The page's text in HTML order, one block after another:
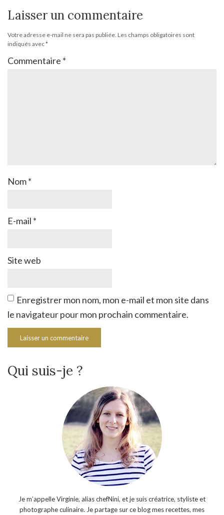
Laisser un commentaire
Votre adresse e-mail ne sera pas publiée. Les champs obligatoires sont
indiqués avec*
Commentaire *
Nom*
E-mail *
Site web
Enregistrer mon nom, mon e-mail et mon site dans
le navigateur pour mon prochain commentaire.
Qui suis-je ?
Je m’appelle Virginie, alias chefNini, et je suis créatrice, styliste et
photographe culinaire. Je partage sur ce blog mes recettes, mes